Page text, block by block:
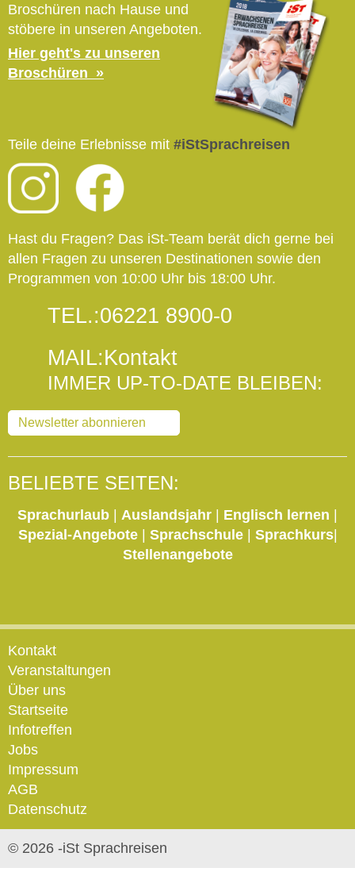
Broschüren nach Hause und
stöbere in unseren Angeboten.
Hier geht's zu unseren
Broschüren
Teile deine Erlebnisse mit #iStSprachreisen
Hast du Fragen? Das iSt-Team berät dich gerne bei
allen Fragen zu unseren Destinationen sowie den
Programmen von 10:00 Uhr bis 18:00 Uhr.
TEL.:06221 8900-0
MAIL:Kontakt
IMMER UP-TO-DATE BLEIBEN:
Newsletter abonnieren
BELIEBTE SEITEN:
Sprachurlaub | Auslandsjahr | Englisch lernen |
Spezial-Angebote| Sprachschule | Sprachkurs|
Stellenangebote
Kontakt
Veranstaltungen
Über uns
Startseite
Infotreffen
Jobs
Impressum
AGB
Datenschutz
© 2026 -iSt Sprachreisen